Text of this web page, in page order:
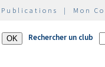
Publications | Mon
Rechercher un club